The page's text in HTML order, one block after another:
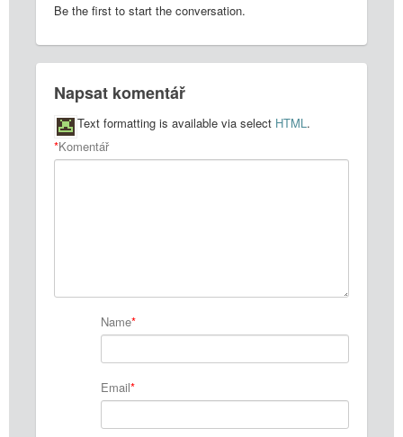
Be the first to start the conversation.
Napsat komentář
Komentář
*
Text formatting is available via select HTML .
Name*
Email*